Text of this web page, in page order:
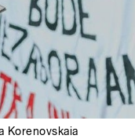
Korenovskaia